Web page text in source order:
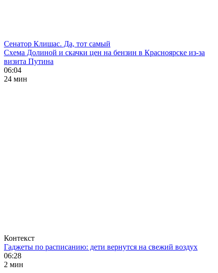
Сенатор Клишас. Да, тот самый
Схема Долиной и скачки цен на бензин в Красноярске из-за
визита Путина
06:04
24 мин
Контекст
Гаджеты по расписанию: дети вернутся на свежий воздух
06:28
2 мин